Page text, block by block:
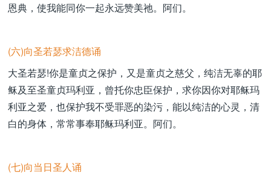
恩典，使我能同你一起永远赞美祂。阿们。
(六)向圣若瑟求洁德诵
大圣若瑟!你是童贞之保护，又是童贞之慈父，纯洁无辜的耶
稣及至圣童贞玛利亚，曾托你忠臣保护，求你因你对耶稣玛
利亚之爱，也保护我不受罪恶的染污，能以纯洁的心灵，清
白的身体，常常事奉耶稣玛利亚。阿们。
(七)向当日圣人诵